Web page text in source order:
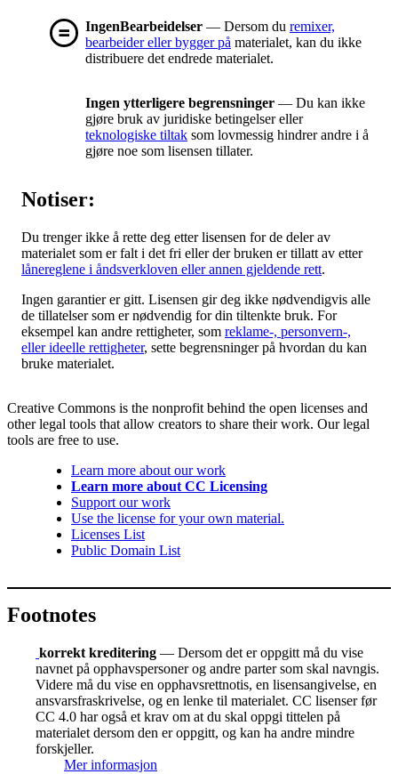
IngenBearbeidelser — Dersom du remixer,
bearbeider eller bygger på materialet, kan du ikke
distribuere det endrede materialet.
Ingen ytterligere begrensninger — Du kan ikke
gjøre bruk av juridiske betingelser eller
teknologiske tiltak som lovmessig hindrer andre i å
gjøre noe som lisensen tillater.
Notiser:
Du trenger ikke å rette deg etter lisensen for de deler av
materialet som er falt i det fri eller der bruken er tillatt av etter
lånereglene i åndsverkloven eller annen gjeldende rett.
Ingen garantier er gitt. Lisensen gir deg ikke nødvendigvis alle
de tillatelser som er nødvendig for din tiltenkte bruk. For
eksempel kan andre rettigheter, som reklame-, personvern-,
eller ideelle rettigheter, sette begrensninger på hvordan du kan
bruke materialet.
Creative Commons is the nonprofit behind the open licenses and
other legal tools that allow creators to share their work. Our legal
tools are free to use.
Learn more about our work
Learn more about CC Licensing
Support our work
Use the license for your own material.
Licenses List
Public Domain List
Footnotes
korrekt kreditering — Dersom det er oppgitt må du vise
navnet på opphavspersoner og andre parter som skal navngis.
Videre må du vise en opphavsrettnotis, en lisensangivelse, en
ansvarsfraskrivelse, og en lenke til materialet. CC lisenser før
CC 4.0 har også et krav om at du skal oppgi tittelen på
materialet dersom den er oppgitt, og kan ha andre mindre
forskjeller.
Mer informasjon